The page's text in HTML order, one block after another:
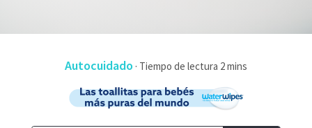
Autocuidado ·